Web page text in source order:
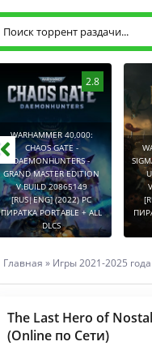
2.8
WARHAMMER 40,000:
CHAOS GATE -
DAEMONHUNTERS -
GRAND MASTER EDITION
V.BUILD 20865149
[RUS|ENG] (2022) PC
ПИРАТКА PORTABLE + ALL
DLCS
Главная » Игры 2021-2025 года
The Last Hero of
(Online по Сети)